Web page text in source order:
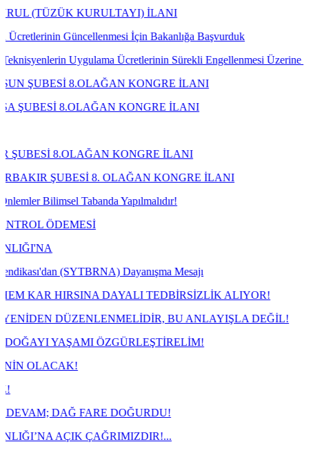
KURULTAYI) İLANI
İçin Bakanlığa Başvurduk
Ücretlerinin Sürekli Engellenmesi Üzerine Bakanlığa
KONGRE İLANI
KONGRE İLANI
KONGRE İLANI
8. OLAĞAN KONGRE İLANI
Tabanda Yapılmalıdır!
Dayanışma Mesajı
DAYALI TEDBİRSİZLİK ALIYOR!
BU ANLAYIŞLA DEĞİL!
ÖZGÜRLEŞTİRELİM!
FARE DOĞURDU!
ÇAĞRIMIZDIR!...